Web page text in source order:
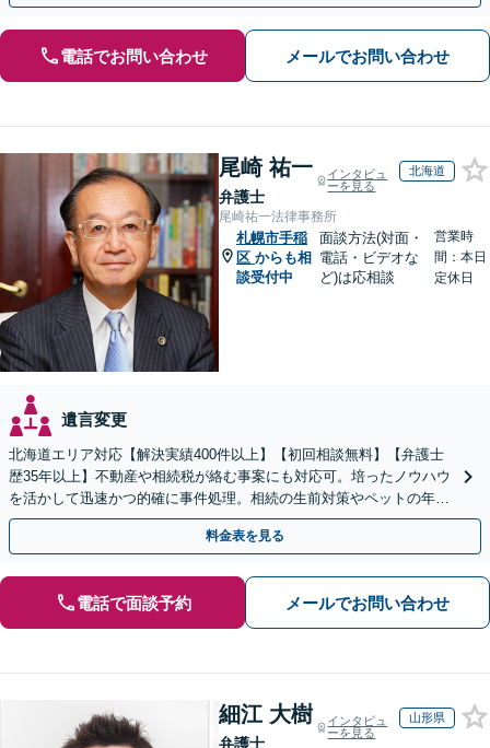
電話でお問い合わせ メールでお問い合わせ
尾崎 祐一
弁護士
インタビュ
ーを見る
北海道
尾崎祐一法律事務所
札幌市手稲
区 からも相
談受付中
面談方法(対面・
電話・ビデオな
ど)は応相談
営業時
間：本日
定休日
遺言変更
北海道エリア対応【解決実績400件以上】【初回相談無料】【弁護士
歴35年以上】不動産や相続税が絡む事案にも対応可。培ったノウハウ
を活かして迅速かつ的確に事件処理。相続の生前対策やペットの年金
システムもお任せ【完全個室】【自衛隊前駅8分】
料金表を見る
電話で面談予約 メールでお問い合わせ
細江 大樹
弁護士
インタビュ
ーを見る
山形県